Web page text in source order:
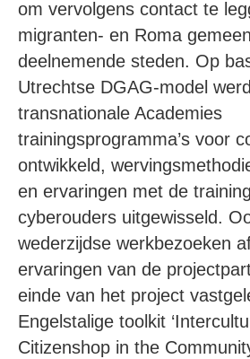
om vervolgens contact te
migranten- en Roma
deelnemende steden. Op
Utrechtse DGAG-model
transnationale Academies
trainingsprogramma’s voor
ontwikkeld,
en ervaringen met de
cyberouders uitgewisseld.
wederzijdse werkbezoeken
ervaringen van de
einde van het project
Engelstalige toolkit
Citizenshop in the